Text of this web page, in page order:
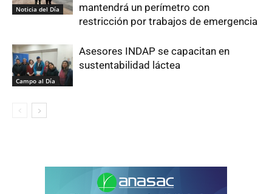
Noticia del Día
mantendrá un perímetro con
restricción por trabajos de emergencia
Campo al Día
Asesores INDAP se capacitan en
sustentabilidad láctea